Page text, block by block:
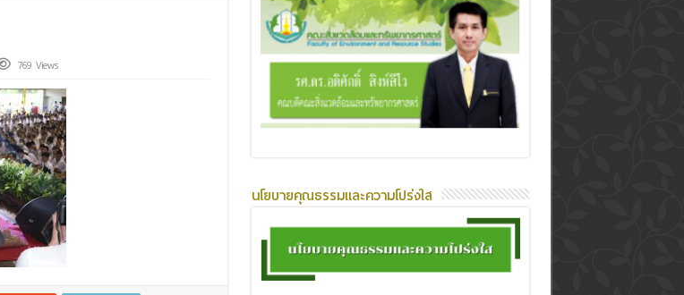
769 Views
นโยบายคุณธรรมและความโปร่งใส